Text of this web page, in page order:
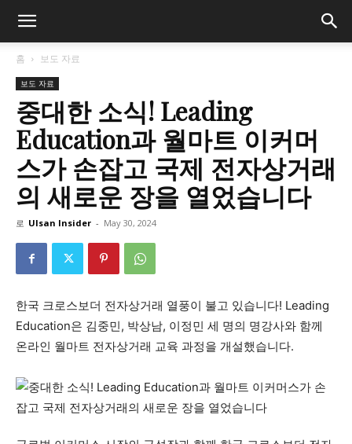
홈 보도 자료
보도 자료
중대한 소식! Leading
Education과 월마트 이커머
스가 손잡고 국제 전자상거래
의 새로운 장을 열었습니다
로 Ulsan Insider - May 30, 2024
한국 크로스보더 전자상거래 열풍이 불고 있습니다! Leading
Education은 김중민, 박상남, 이정민 세 명의 명강사와 함께
온라인 월마트 전자상거래 교육 과정을 개설했습니다.